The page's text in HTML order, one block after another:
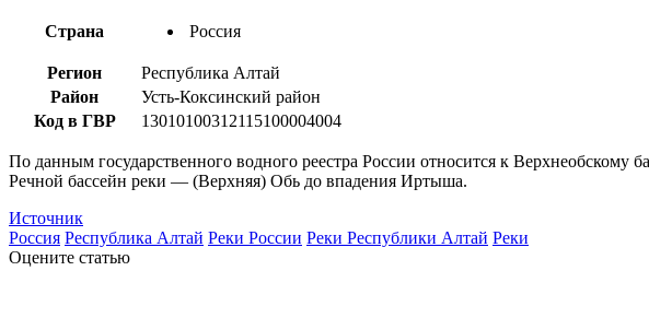
Страна Россия
Регион
Республика Алтай
Район
Усть-Коксинский район
Код в ГВР
13010100312115100004004
По данным государственного водного реестра России относится к
Речной бассейн реки — (Верхняя) Обь до впадения Иртыша.
Источник
Россия Республика Алтай Реки России Реки Республики Алтай Реки
Оцените статью